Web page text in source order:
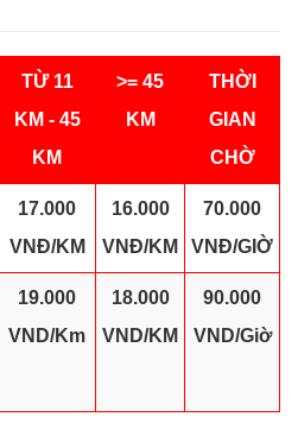
TỪ 11
KM - 45
KM
>= 45
KM
THỜI
GIAN
CHỜ
17.000
VNĐ/KM
16.000
VNĐ/KM
70.000
VNĐ/GIỜ
19.000
VND/Km
18.000
VND/KM
90.000
VND/Giờ